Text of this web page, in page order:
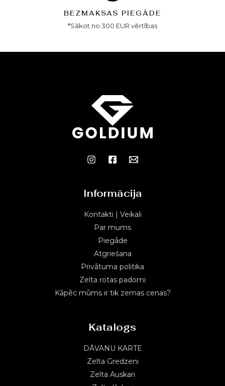
BEZMAKSAS PIEGĀDE
*Sākot no 300 EUR vērtības
Informācija
Kontakti | Veikali
Par mums
Piegāde
Atgriešana
Privātuma politika
Zelta rotas padomi
Kāpēc mūms ir tik zemas cenas?
Katalogs
DĀVANU KARTE
Zelta Gredzeni
Zelta Auskari